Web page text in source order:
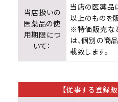
当店扱いの
医薬品の使
用期限につ
いて：
当店の医薬品
以上のものを
※特価販売な
は、個別の商
載致します。
【従事する登録